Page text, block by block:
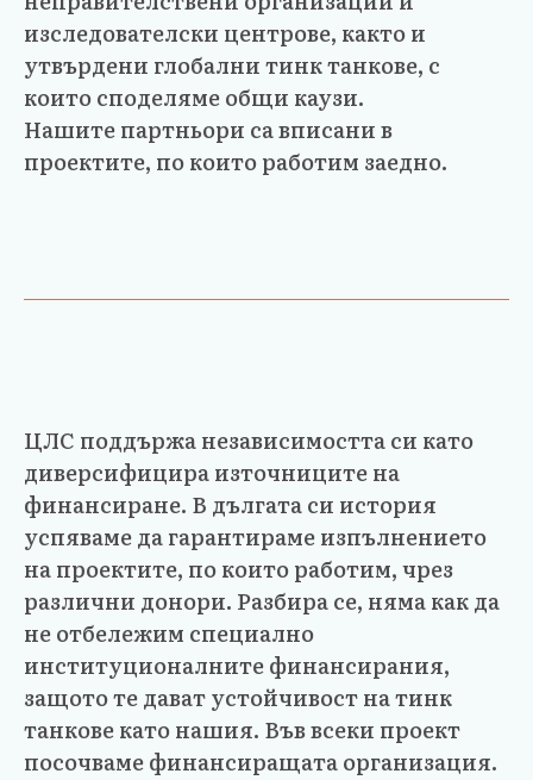
изследователски центрове, както и
утвърдени глобални тинк танкове, с
които споделяме общи каузи.
Нашите партньори са вписани в
проектите, по които работим заедно.
ЦЛС поддържа независимостта си като
диверсифицира източниците на
финансиране. В дългата си история
успяваме да гарантираме изпълнението
на проектите, по които работим, чрез
различни донори. Разбира се, няма как да
не отбележим специално
институционалните финансирания,
защото те дават устойчивост на тинк
танкове като нашия. Във всеки проект
посочваме финансиращата организация.